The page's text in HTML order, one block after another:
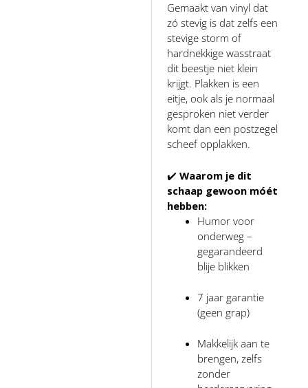
Gemaakt van vinyl dat
zó stevig is dat zelfs een
stevige storm of
hardnekkige wasstraat
dit beestje niet klein
krijgt. Plakken is een
eitje, ook als je normaal
gesproken niet verder
komt dan een postzegel
scheef opplakken.
✔️ Waarom je dit
schaap gewoon móét
hebben:
Humor voor
onderweg –
gegarandeerd
blije blikken
7 jaar garantie
(geen grap)
Makkelijk aan te
brengen, zelfs
zonder